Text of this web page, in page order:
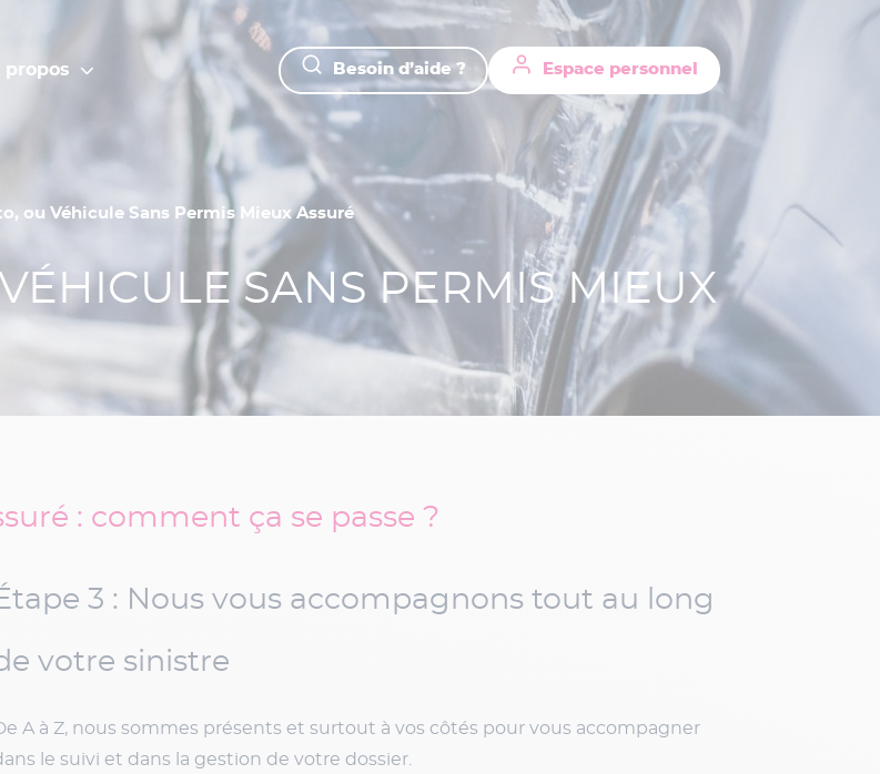
propos Besoin d’aide ? Espace personnel
ou Véhicule Sans Permis Mieux Assuré
SANS PERMIS MIEUX
: comment ça se passe ?
1 : Vous déclarez votre sinistre en quelques
cela, rien de plus simple :déclarez votre sinistre directement à partir de
Espace Personnel.